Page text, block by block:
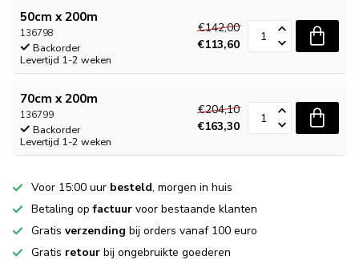
50cm x 200m
136798
Backorder
Levertijd 1-2 weken
€142,00
€113,60
70cm x 200m
136799
Backorder
Levertijd 1-2 weken
€204,10
€163,30
Voor 15:00 uur besteld, morgen in huis
Betaling opfactuur voor bestaande klanten
Gratis verzending bij orders vanaf 100 euro
Gratis retour bij ongebruikte goederen